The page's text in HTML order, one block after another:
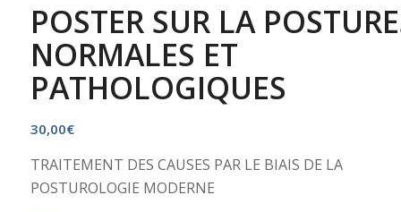
POSTER SUR LA
NORMALES ET
PATHOLOGIQUES
30,00€
TRAITEMENT DES CAUSES PAR LE BIAIS DE LA
POSTUROLOGIE MODERNE